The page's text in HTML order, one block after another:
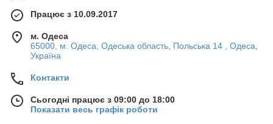
Працює з 10.09.2017
м. Одеса
65000, м. Одеса, Одеська область, Польська 14 , Одеса,
Україна
Контакти
Сьогодні працює з 09:00 до 18:00
Показати весь графік роботи